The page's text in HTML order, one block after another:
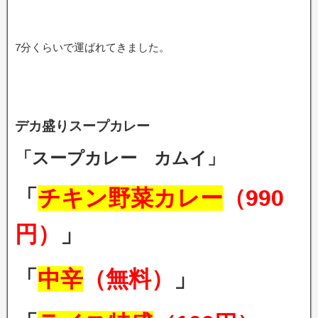
7分くらいで運ばれてきました。
デカ盛りスープカレー
「スープカレー カムイ」
「 チキン野菜カレー （990
円）
」
「 中辛 （無料）
」